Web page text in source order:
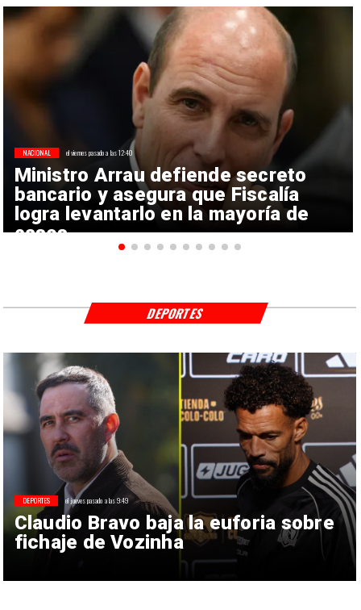
Ministro Arrau defiende secreto
bancario y asegura que Fiscalía
logra levantarlo en la mayoría de
casos
NACIONAL el viernes pasado a las 12:40
Claudio Bravo baja la euforia sobre
fichaje de Vozinha
DEPORTES el jueves pasado a las 9:49
DEPORTES